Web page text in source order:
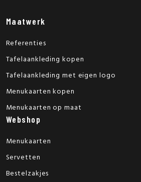
Maatwerk
Referenties
Tafelaankleding kopen
Tafelaankleding met eigen logo
Menukaarten kopen
Menukaarten op maat
Webshop
Menukaarten
Servetten
Bestelzakjes